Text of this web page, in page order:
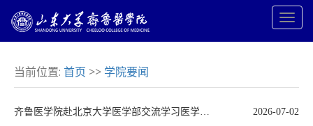
当前位置: 首页 >> 学院要闻
齐鲁医学院赴北京大学医学部交流学习医学教育改革工作
2026-07-02